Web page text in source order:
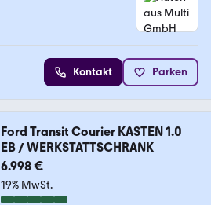
Kontakt Parken
Ford Transit Courier KASTEN 1.0
EB / WERKSTATTSCHRANK
6.998 €
19% MwSt.